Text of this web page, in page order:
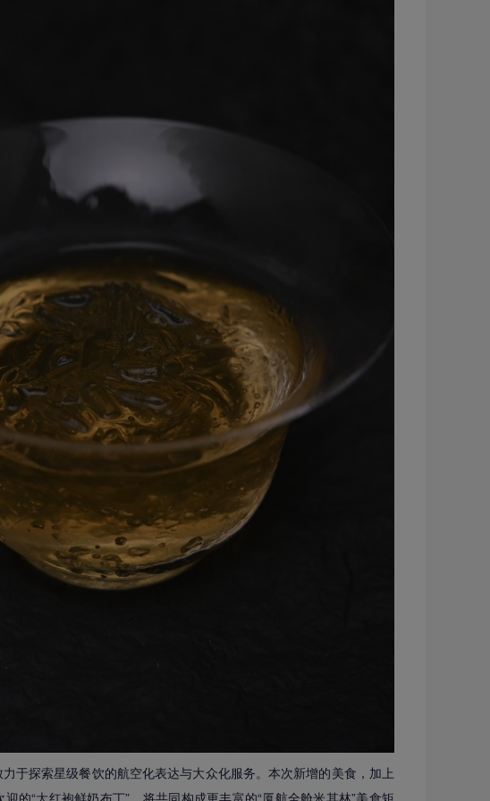
于探索星级餐饮的航空化表达与大众化服务。本次新增的美食，加上
的“大红袍鲜奶布丁”，将共同构成更丰富的“厦航全舱米其林”美食矩